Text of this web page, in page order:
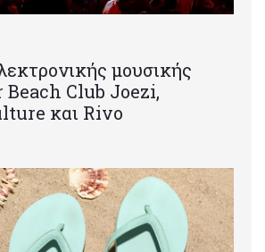
μουσικής
Beach Club Joezi,
και Rivo